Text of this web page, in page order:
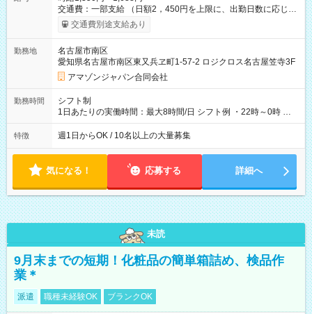
交通費：一部支給 （日額2，450円を上限に、出勤日数に応じて
実費支給） ※22:00～翌5:00までは時給25%UP！ ■給与前払い
制度あり ※前払い額の上限あり、手数料無料（Amazon負担）
交通費別途支給あり
勤務地
名古屋市南区
愛知県名古屋市南区東又兵ヱ町1-57-2 ロジクロス名古屋笠寺3F
アマゾンジャパン合同会社
勤務時間
シフト制
1日あたりの実働時間：最大8時間/日 シフト例 ・22時～0時 入
社後、就業可能シフトをご確認の上、申請してください。
特徴 週1日からOK / 10名以上の大量募集
気になる！ 応募する 詳細へ
未読
9月末までの短期！化粧品の簡単箱詰め、検品作
業＊
派遣 職種未経験OK ブランクOK